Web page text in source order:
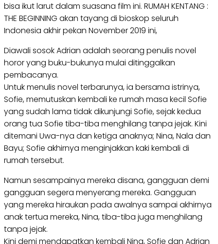
bisa ikut larut dalam suasana film ini. RUMAH KENTANG :
THE BEGINNING akan tayang di bioskop seluruh
Indonesia akhir pekan November 2019 ini,
Diawali sosok Adrian adalah seorang penulis novel
horor yang buku-bukunya mulai ditinggalkan
pembacanya.
Untuk menulis novel terbarunya, ia bersama istrinya,
Sofie, memutuskan kembali ke rumah masa kecil Sofie
yang sudah lama tidak dikunjungi Sofie, sejak kedua
orang tua Sofie tiba-tiba menghilang tanpa jejak. Kini
ditemani Uwa-nya dan ketiga anaknya; Nina, Nala dan
Bayu; Sofie akhirnya menginjakkan kaki kembali di
rumah tersebut.
Namun sesampainya mereka disana, gangguan demi
gangguan segera menyerang mereka. Gangguan
yang mereka hiraukan pada awalnya sampai akhirnya
anak tertua mereka, Nina, tiba-tiba juga menghilang
tanpa jejak.
Kini demi mendapatkan kembali Nina, Sofie dan Adrian